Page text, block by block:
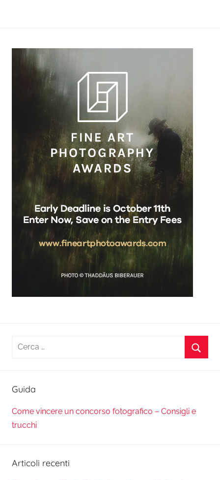
Ricerca
Guida
Come vincere un concorso fotografico – Consigli e
trucchi
Articoli recenti